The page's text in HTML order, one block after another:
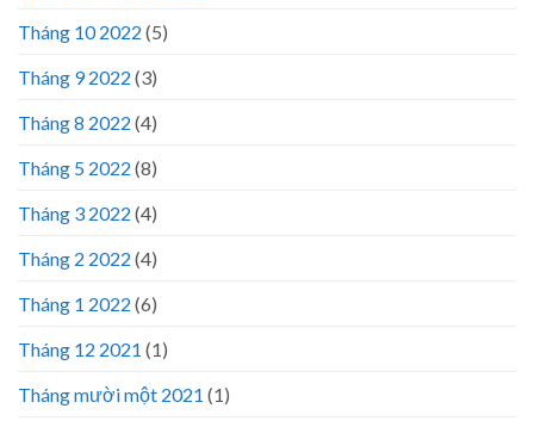
Tháng 10 2022 (5)
Tháng 9 2022 (3)
Tháng 8 2022 (4)
Tháng 5 2022 (8)
Tháng 3 2022 (4)
Tháng 2 2022 (4)
Tháng 1 2022 (6)
Tháng 12 2021 (1)
Tháng mười một 2021 (1)